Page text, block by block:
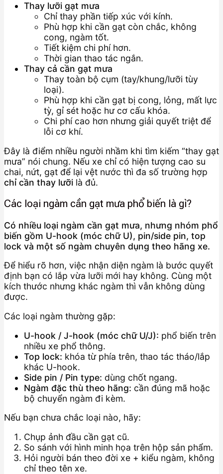
Thay lưỡi gạt mưa
Chỉ thay phần tiếp xúc với kính.
Phù hợp khi cần gạt còn chắc, không
cong, ngàm tốt.
Tiết kiệm chi phí hơn.
Thời gian thao tác ngắn.
Thay cả cần gạt mưa
Thay toàn bộ cụm (tay/khung/lưỡi tùy
loại).
Phù hợp khi cần gạt bị cong, lỏng, mất lực
tỳ, gỉ sét hoặc hư cơ cấu khóa.
Chi phí cao hơn nhưng giải quyết triệt để
lỗi cơ khí.
Đây là điểm nhiều người nhầm khi tìm kiếm “thay gạt
mưa” nói chung. Nếu xe chỉ có hiện tượng cao su
chai, nứt, gạt để lại vệt nước thì đa số trường hợp
chỉ cần thay lưỡi là đủ.
Các loại ngàm cần gạt mưa phổ biến là gì?
Có nhiều loại ngàm cần gạt mưa, nhưng nhóm phổ
biến gồm U-hook (móc chữ U), pin/side pin, top
lock và một số ngàm chuyên dụng theo hãng xe.
Để hiểu rõ hơn, việc nhận diện ngàm là bước quyết
định bạn có lắp vừa lưỡi mới hay không. Cùng một
kích thước nhưng khác ngàm thì vẫn không dùng
được.
Các loại ngàm thường gặp:
U-hook / J-hook (móc chữ U/J): phổ biến trên
nhiều xe phổ thông.
Top lock: khóa từ phía trên, thao tác tháo/lắp
khác U-hook.
Side pin / Pin type: dùng chốt ngang.
Ngàm đặc thù theo hãng: cần đúng mã hoặc
bộ chuyển ngàm đi kèm.
Nếu bạn chưa chắc loại nào, hãy:
Chụp ảnh đầu cần gạt cũ.
So sánh với hình minh họa trên hộp sản phẩm.
Hỏi người bán theo đời xe + kiểu ngàm, không
chỉ theo tên xe.